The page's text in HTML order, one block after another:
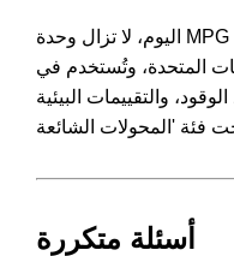
اليوم، لا تزال وحدة MPG (الولايات المتحدة) مقياسًا شائعًا لكفاءة
المتحدة، وتُستخدم في
والتقييمات البيئية
أسئلة متكررة